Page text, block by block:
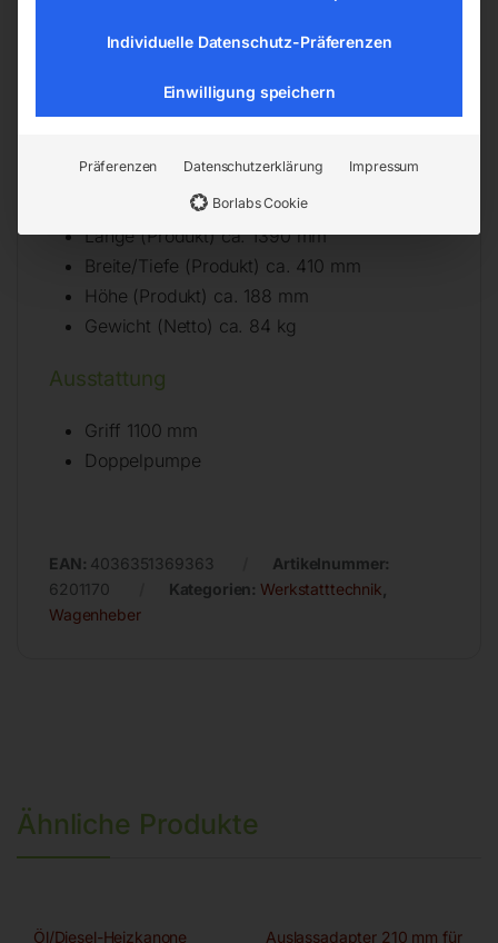
Endhöhe(n) 665 mm
Unterfahrhöhe min. 150 mm
Lenkrollenbreite 44 mm
Lenkrollenmaterial Stahl
Länge (Produkt) ca. 1390 mm
Breite/Tiefe (Produkt) ca. 410 mm
Höhe (Produkt) ca. 188 mm
Gewicht (Netto) ca. 84 kg
Ausstattung
Griff 1100 mm
Doppelpumpe
EAN: 4036351369363
Artikelnummer:
6201170
Kategorien: Werkstatttechnik
Wagenheber
Ähnliche Produkte
Öl/Diesel-Heizkanone
Auslassadapter 210 mm für
Individuelle Datenschutz-Präferenzen
Einwilligung speichern
Präferenzen Datenschutzerklärung Impressum
Borlabs Cookie